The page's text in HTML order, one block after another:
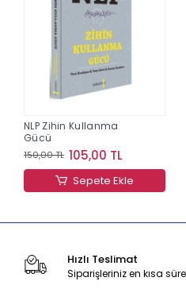
NLP Zihin Kullanma
Gücü
150,00 TL 105,00 TL
Sepete Ekle
Hızlı Teslimat
Siparişleriniz en kısa